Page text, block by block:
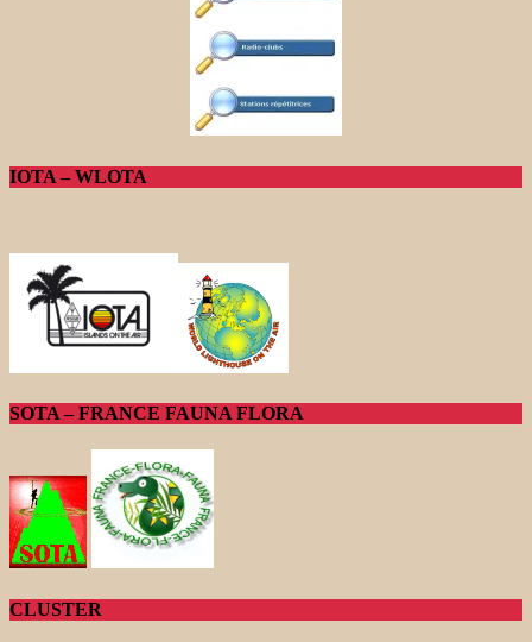
IOTA – WLOTA
SOTA – FRANCE FAUNA FLORA
CLUSTER